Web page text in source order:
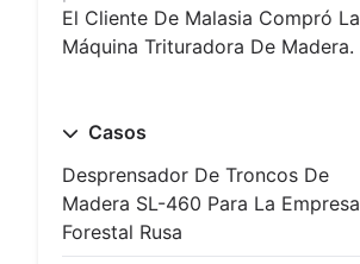
El Cliente De Malasia Compró La
Máquina Trituradora De Madera.
Casos
Desprensador De Troncos De
Madera SL-460 Para La Empresa
Forestal Rusa